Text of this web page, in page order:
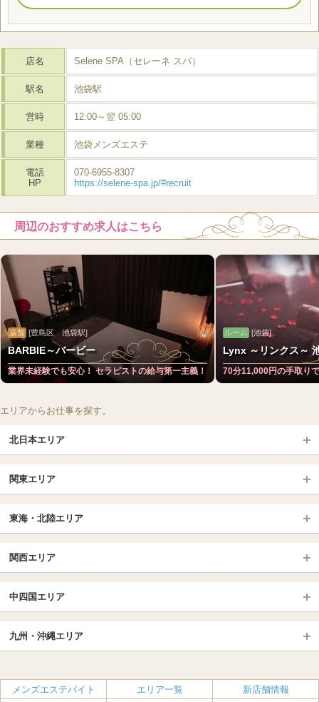
店名 Selene SPA（セレーネ スパ）
駅名 池袋駅
営時 12:00～翌 05:00
業種 池袋メンズエステ
電話
HP
070-6955-8307
https://selene-spa.jp/#recruit
周辺のおすすめ求人はこちら
店舗 [豊島区 池袋駅]
BARBIE～バービー
業界未経験でも安心！ セラピストの給与第一主義！
ルーム [池袋]
Lynx ～リンクス～
70分11,000円の手取り
エリアからお仕事を探す。
北日本エリア
北海道（札幌・旭川・函館）
青森
岩手 (盛岡・北上)
福島 (いわき・郡山)
山形
長野・松本・上田
群馬（伊勢崎・高崎・前橋）
関東エリア
大宮・浦和・川口
越谷・春日部
千葉TOP
松戸・柏
池袋・大塚
新宿
恵比寿・目黒・自由が丘
赤坂・麻布・六本木
東海・北陸エリア
愛知（名古屋）
岐阜県
北陸
名古屋TOP
丸の内・久屋・高岳
大須・上前津・鶴舞
関西エリア
京都駅・伏見区
烏丸御池駅
四条烏丸・河原町・祇園四条
三条・京都市役所前
大阪エリア
中四国エリア
広島
岡山
香川（高松）
愛媛（松山）
九州・沖縄エリア
福岡 佐賀
メンズエステバイト エリア一覧 新店舗情報